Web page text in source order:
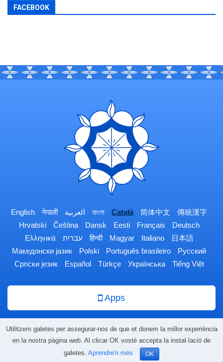
FACEBOOK
English नेपाली العربية বাংলা Català 简体中文
傳統漢字
Hrvatski
Čeština Dansk Eesti Français
Deutsch
Ελληνικά
עברית हिन्दी Magyar Italiano
日本語
Македонски јазик
Polski Português brasileiro
Русский
Српски језик
Español Türkçe Українська Tiếng Việt
Apps
© 2009-2026 Bodhi Xrawan Dharma Sangha
Contacte Política de Privacitat
Utilitzem galetes per assegurar-nos de que et donem la millor experiència
en la nostra pàgina web. Al clicar OK vostè accepta la instal·lació de
galetes. Aprendre'n més OK